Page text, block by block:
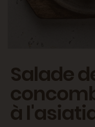
Salade
à